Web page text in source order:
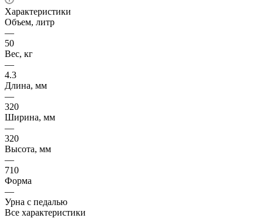
Характеристики
Объем, литр
—
50
Вес, кг
—
4.3
Длина, мм
—
320
Ширина, мм
—
320
Высота, мм
—
710
Форма
—
Урна с педалью
Все характеристики